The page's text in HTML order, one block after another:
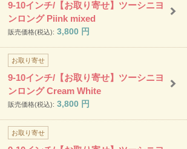
9-10インチ/【お取り寄せ】ツーシニヨ
ンロング Piink mixed
販売価格(税込): 3,800 円
お取り寄せ
9-10インチ/【お取り寄せ】ツーシニヨ
ンロング Cream White
販売価格(税込): 3,800 円
お取り寄せ